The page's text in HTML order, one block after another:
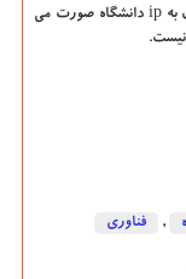
لازم به ذكر است این تخفیف به شكل خودكار و با اتصال به ip دانشگاه صورت می
نیست.
, فناوری